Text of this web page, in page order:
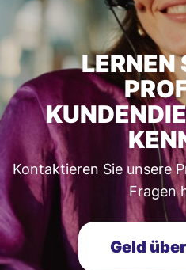
LERNEN
Kontaktieren Sie unsere
Fragen
Geld